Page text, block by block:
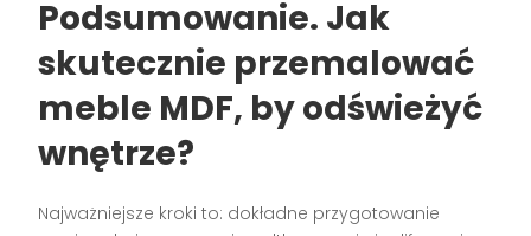
Podsumowanie. Jak
skutecznie przemalować
meble MDF, by odświeżyć
wnętrze?
Najważniejsze kroki to: dokładne przygotowanie